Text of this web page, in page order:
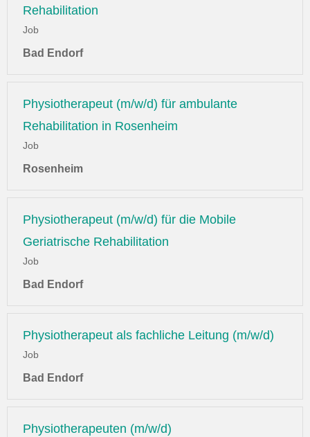
Rehabilitation
Job
Bad Endorf
Physiotherapeut (m/w/d) für ambulante
Rehabilitation in Rosenheim
Job
Rosenheim
Physiotherapeut (m/w/d) für die Mobile
Geriatrische Rehabilitation
Job
Bad Endorf
Physiotherapeut als fachliche Leitung (m/w/d)
Job
Bad Endorf
Physiotherapeuten (m/w/d)